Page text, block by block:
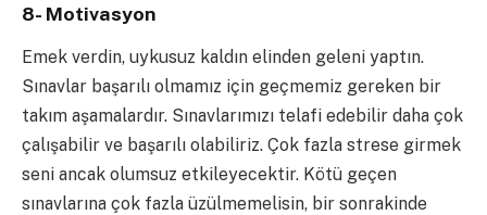
8- Motivasyon
Emek verdin, uykusuz kaldın elinden geleni yaptın.
Sınavlar başarılı olmamız için geçmemiz gereken bir
takım aşamalardır. Sınavlarımızı telafi edebilir daha çok
çalışabilir ve başarılı olabiliriz. Çok fazla strese girmek
seni ancak olumsuz etkileyecektir. Kötü geçen
sınavlarına çok fazla üzülmemelisin, bir sonrakinde